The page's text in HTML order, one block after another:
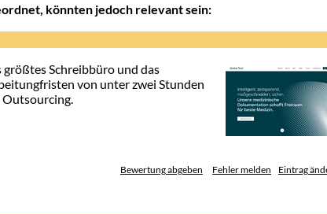
könnten jedoch relevant sein:
Schreibbüro und das
von unter zwei Stunden
Bewertung abgeben Fehler melden Eintrag